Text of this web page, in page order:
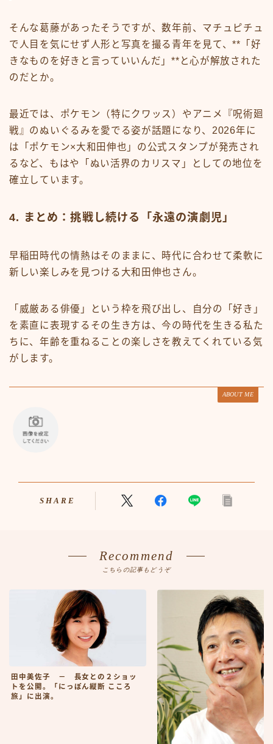
そんな葛藤があったそうですが、数年前、マチュピチュ
で人目を気にせず人形と写真を撮る青年を見て、**「好
きなものを好きと言っていいんだ」**と心が解放された
のだとか。
最近では、ポケモン（特にクワッス）やアニメ『呪術廻
戦』のぬいぐるみを愛でる姿が話題になり、2026年に
は「ポケモン×大和田伸也」の公式スタンプが発売され
るなど、もはや「ぬい活界のカリスマ」としての地位を
確立しています。
4. まとめ：挑戦し続ける「永遠の演劇児」
早稲田時代の情熱はそのままに、時代に合わせて柔軟に
新しい楽しみを見つける大和田伸也さん。
「威厳ある俳優」という枠を飛び出し、自分の「好き」
を素直に表現するその生き方は、今の時代を生きる私た
ちに、年齢を重ねることの楽しさを教えてくれている気
がします。
ABOUT ME
SHARE
Recommend
こちらの記事もどうぞ
田中美佐子 － 長女との２ショッ
トを公開。「にっぽん縦断 こころ
旅」に出演。